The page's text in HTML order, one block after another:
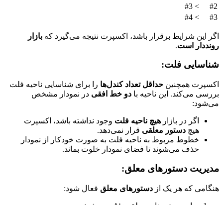
#2
> #3
#3
> #4
اگر این شرایط برقرار باشد، اکسپرت نتیجه می‌گیرد که بازار
رونددار است.
شناسایی فلت:
اکسپرت همچنین حداقل تعداد کندل‌ها را برای شناسایی ناحیه فلت
بررسی می‌کند. این ناحیه با دو خط افقی در نمودار مشخص
می‌شود:
اگر در بازار هیچ ناحیه فلت وجود نداشته باشد، اکسپرت
هیچ دستور معلقی قرار نمی‌دهد.
خطوط مربوط به ناحیه فلت به صورت خودکار از نمودار
حذف می‌شوند تا فضای نمودار خلوت بماند.
مدیریت دستورهای معلق:
هنگامی که هر یک از دستورهای معلق فعال شود: